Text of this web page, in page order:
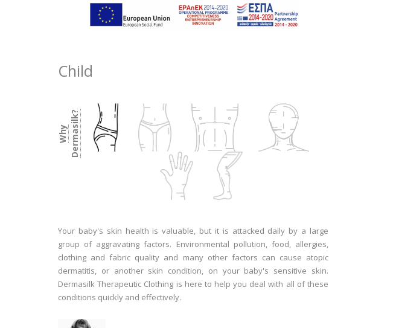
Child
W
h
y
D
e
r
m
a
s
i
l
k?
Your baby's skin health is valuable, but it is attacked daily by a large
group of aggravating factors. Environmental pollution, food, allergies,
clothing and fabric quality and many other factors can cause atopic
dermatitis, or another skin condition, on your baby's sensitive skin.
Dermasilk Therapeutic Clothing is here to help you deal with all of these
conditions quickly and effectively.